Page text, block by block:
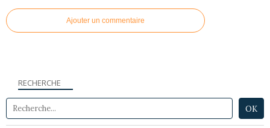
Ajouter un commentaire
RECHERCHE